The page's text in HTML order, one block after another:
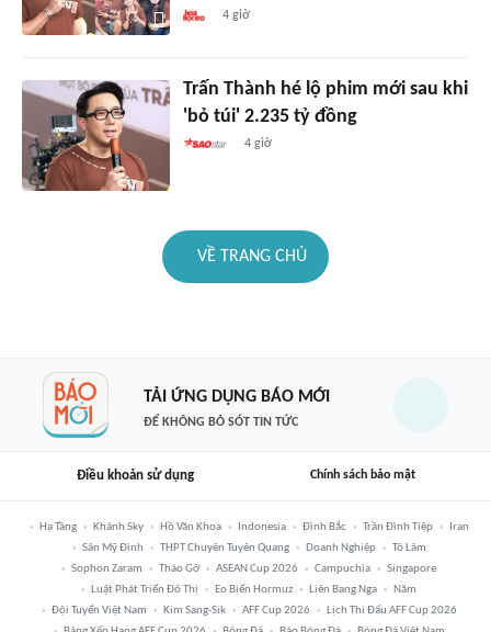
4 giờ
Trấn Thành hé lộ phim mới sau khi
'bỏ túi' 2.235 tỷ đồng
4 giờ
VỀ TRANG CHỦ
TẢI ỨNG DỤNG BÁO MỚI
ĐỂ KHÔNG BỎ SÓT TIN TỨC
Điều khoản sử dụng Chính sách bảo mật
Hạ Tầng Khánh Sky Hồ Văn Khoa Indonesia Đình Bắc Trần Đình Tiệp
Iran
Sân Mỹ Đình
THPT Chuyên Tuyên Quang Doanh Nghiệp
Tô Lâm
Sophon Zaram
Tháo Gỡ ASEAN Cup 2026 Campuchia
Singapore
Luật Phát Triển Đô Thị
Eo Biển Hormuz Liên Bang Nga
Năm
Đội Tuyển Việt Nam
Kim Sang-Sik AFF Cup 2026
Lịch Thi Đấu AFF Cup 2026